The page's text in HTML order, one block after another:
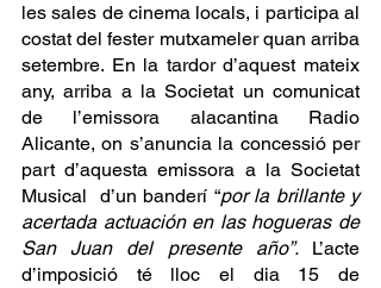
les sales de cinema locals, i participa al
costat del fester mutxameler quan arriba
setembre. En la tardor d’aquest mateix
any, arriba a la Societat un comunicat
de l’emissora alacantina Radio
Alicante, on s’anuncia la concessió per
part d’aquesta emissora a la Societat
Musical  d’un banderí “por la brillante y
acertada actuación en las hogueras de
San Juan del presente año”. L’acte
d’imposició té lloc el dia 15 de